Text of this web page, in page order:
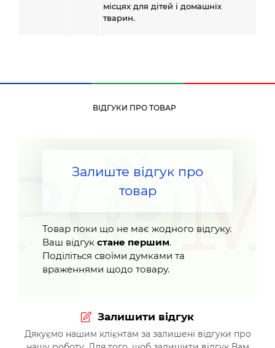
місцях для дітей і домашніх
тварин.
ВІДГУКИ ПРО ТОВАР
Залиште відгук про
товар
Товар поки що не має жодного відгуку.
Ваш відгук стане першим.
Поділіться своїми думками та
враженнями щодо товару.
Залишити відгук
Дякуємо нашим клієнтам за залишені відгуки про